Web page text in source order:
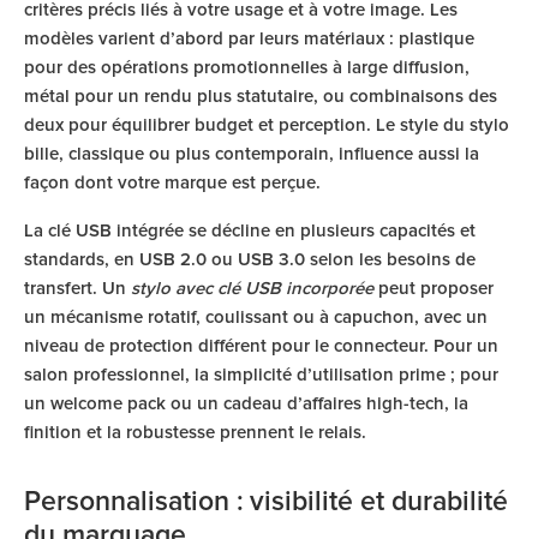
critères précis liés à votre usage et à votre image. Les
modèles varient d’abord par leurs matériaux : plastique
pour des opérations promotionnelles à large diffusion,
métal pour un rendu plus statutaire, ou combinaisons des
deux pour équilibrer budget et perception. Le style du stylo
bille, classique ou plus contemporain, influence aussi la
façon dont votre marque est perçue.
La clé USB intégrée se décline en plusieurs capacités et
standards, en USB 2.0 ou USB 3.0 selon les besoins de
transfert. Un stylo avec clé USB incorporéepeut proposer
un mécanisme rotatif, coulissant ou à capuchon, avec un
niveau de protection différent pour le connecteur. Pour un
salon professionnel, la simplicité d’utilisation prime ; pour
un welcome pack ou un cadeau d’affaires high-tech, la
finition et la robustesse prennent le relais.
Personnalisation : visibilité et durabilité